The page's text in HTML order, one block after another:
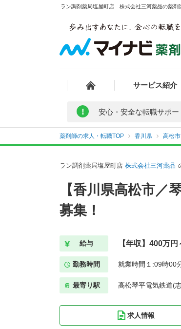
ラン調剤薬局塩屋町店 株式会社三河薬品の薬剤
サービス紹介
! 安心・安全な転職サポー
薬剤師の求人・転職TOP 香川県 高松市
ラン調剤薬局塩屋町店 株式会社三河薬品
【香川県高松市
募集！
給与 【年収】400万
勤務時間 就業時間１:09時00
最寄り駅 高松琴平電気鉄道(
求人情報